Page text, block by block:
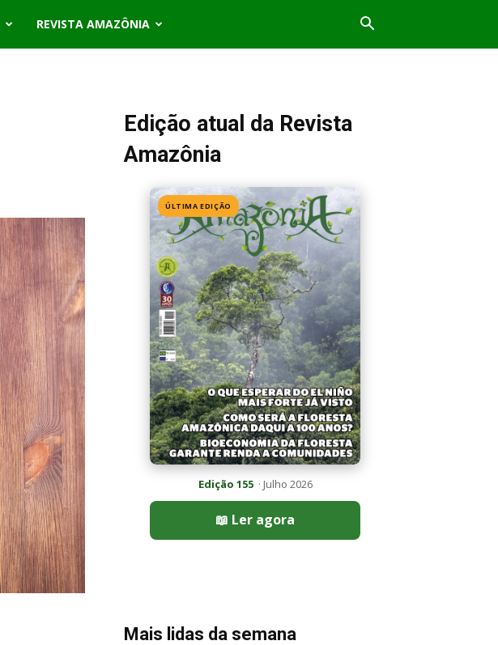
REVISTA AMAZÔNIA
Edição atual da Revista
Amazônia
ÚLTIMA EDIÇÃO
Edição 155· Julho 2026
📖 Ler agora
Mais lidas da semana